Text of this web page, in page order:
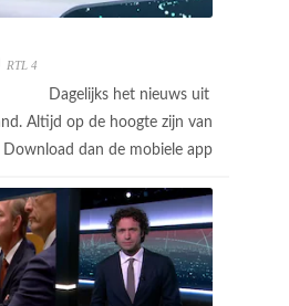
RTL 4
Dagelijks het nieuws uit
Altijd op de hoogte zijn van
Download dan de mobiele app